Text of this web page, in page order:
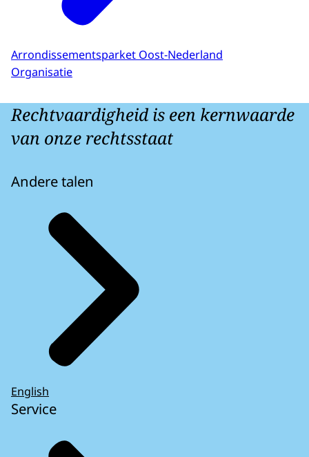
Arrondissementsparket Oost-Nederland
Organisatie
Rechtvaardigheid is een kernwaarde
van onze rechtsstaat
Andere talen
English
Service